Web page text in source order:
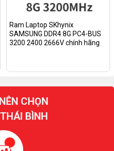
Ram Laptop SKhynix
SAMSUNG DDR4 8G PC4-BUS
3200 2400 2666V chính hãng
CHỌN
BÌNH